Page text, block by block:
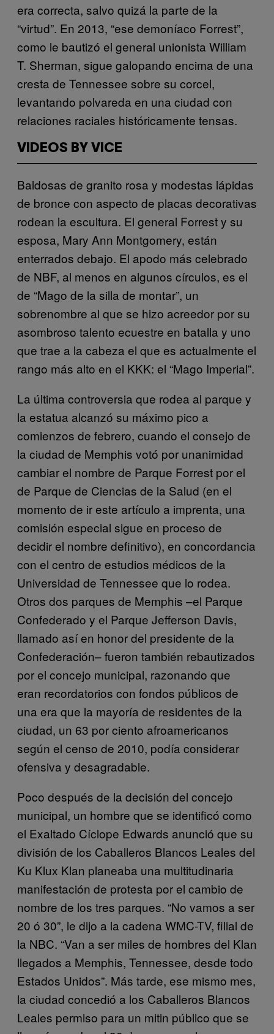
era correcta, salvo quizá la parte de la
“virtud”. En 2013, “ese demoníaco Forrest”,
como le bautizó el general unionista William
T. Sherman, sigue galopando encima de una
cresta de Tennessee sobre su corcel,
levantando polvareda en una ciudad con
relaciones raciales históricamente tensas.
VIDEOS BY VICE
Baldosas de granito rosa y modestas lápidas
de bronce con aspecto de placas decorativas
rodean la escultura. El general Forrest y su
esposa, Mary Ann Montgomery, están
enterrados debajo. El apodo más celebrado
de NBF, al menos en algunos círculos, es el
de “Mago de la silla de montar”, un
sobrenombre al que se hizo acreedor por su
asombroso talento ecuestre en batalla y uno
que trae a la cabeza el que es actualmente el
rango más alto en el KKK: el “Mago Imperial”.
La última controversia que rodea al parque y
la estatua alcanzó su máximo pico a
comienzos de febrero, cuando el consejo de
la ciudad de Memphis votó por unanimidad
cambiar el nombre de Parque Forrest por el
de Parque de Ciencias de la Salud (en el
momento de ir este artículo a imprenta, una
comisión especial sigue en proceso de
decidir el nombre definitivo), en concordancia
con el centro de estudios médicos de la
Universidad de Tennessee que lo rodea.
Otros dos parques de Memphis –el Parque
Confederado y el Parque Jefferson Davis,
llamado así en honor del presidente de la
Confederación– fueron también rebautizados
por el concejo municipal, razonando que
eran recordatorios con fondos públicos de
una era que la mayoría de residentes de la
ciudad, un 63 por ciento afroamericanos
según el censo de 2010, podía considerar
ofensiva y desagradable.
Poco después de la decisión del concejo
municipal, un hombre que se identificó como
el Exaltado Cíclope Edwards anunció que su
división de los Caballeros Blancos Leales del
Ku Klux Klan planeaba una multitudinaria
manifestación de protesta por el cambio de
nombre de los tres parques. “No vamos a ser
20 ó 30”, le dijo a la cadena WMC-TV, filial de
la NBC. “Van a ser miles de hombres del Klan
llegados a Memphis, Tennessee, desde todo
Estados Unidos”. Más tarde, ese mismo mes,
la ciudad concedió a los Caballeros Blancos
Leales permiso para un mitin público que se